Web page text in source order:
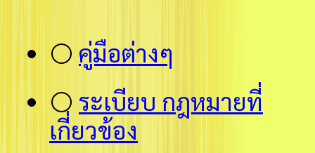
⚪ คู่มือต่างๆ
⚪ ระเบียบ กฎหมายที่
เกี่ยวข้อง